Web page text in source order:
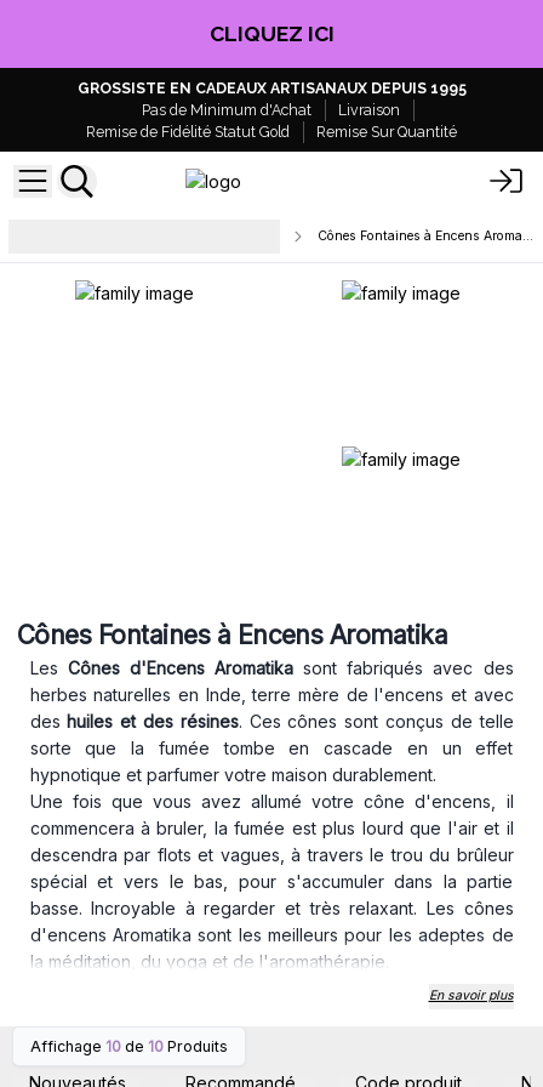
CLIQUEZ ICI
GROSSISTE EN CADEAUX ARTISANAUX DEPUIS 1995
Pas de Minimum d'Achat
Livraison
Remise de Fidélité Statut Gold
Remise Sur Quantité
Cônes Fontaines à Encens Aromatika
Cônes Fontaines à Encens Aromatika
Les Cônes d'Encens Aromatikasont fabriqués avec des
herbes naturelles en Inde, terre mère de l'encens et avec
des huiles et des résines. Ces cônes sont conçus de telle
sorte que la fumée tombe en cascade en un effet
hypnotique et parfumer votre maison durablement.
Une fois que vous avez allumé votre cône d'encens, il
commencera à bruler, la fumée est plus lourd que l'air et il
descendra par flots et vagues, à travers le trou du brûleur
spécial et vers le bas, pour s'accumuler dans la partie
basse. Incroyable à regarder et très relaxant. Les cônes
d'encens Aromatika sont les meilleurs pour les adeptes de
la méditation, du yoga et de l'aromathérapie.
Vendu en boite avec pack de 12 boites de 10 cônes
Le saviez-vous ?Les cônes d'encens à reflux ont été
En savoir plus
Affichage 10 de 10 Produits
Nouveautés Recommandé Code produit
Connectez-vous ou
inscrivez-vous pour
inscrivez-vous pour